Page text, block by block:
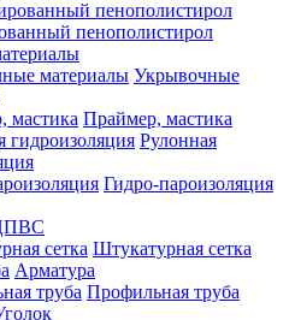
пенополистирол
Укрывочные
Праймер, мастика
Рулонная
Гидро-пароизоляция
Штукатурная сетка
Арматура
Профильная труба